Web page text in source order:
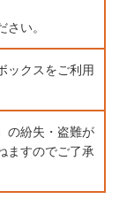
い。
ックスをご利用
の紛失・盗難が
ますのでご了承